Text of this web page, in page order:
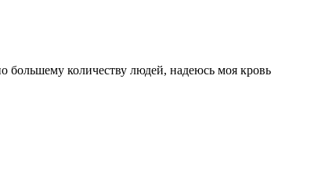
большему количеству людей, надеюсь моя кровь